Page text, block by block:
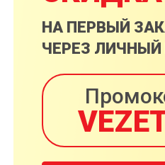
НА ПЕРВЫЙ
ЧЕРЕЗ ЛИЧНЫЙ